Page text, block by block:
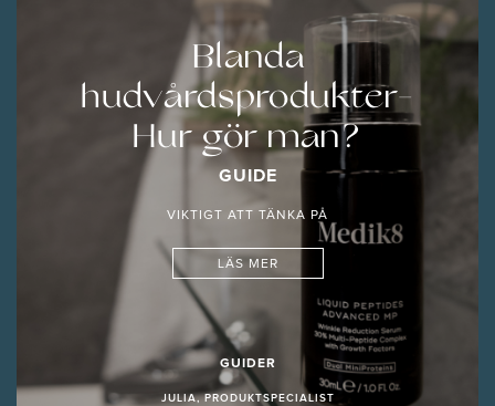
Blanda
hudvårdsprodukter-
Hur gör man?
GUIDE
VIKTIGT ATT TÄNKA PÅ
LÄS MER
GUIDER
JULIA, PRODUKTSPECIALIST